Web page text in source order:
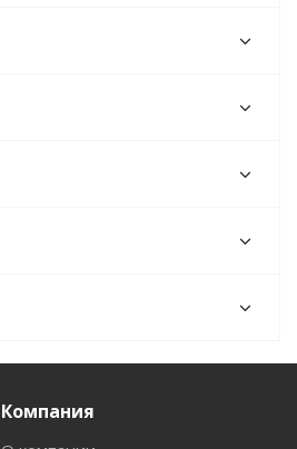
Компания